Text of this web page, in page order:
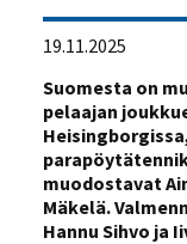
19.11.2025
Suomesta on
pelaajan
muodostavat
Mäkelä.
Hannu Sihvo ja